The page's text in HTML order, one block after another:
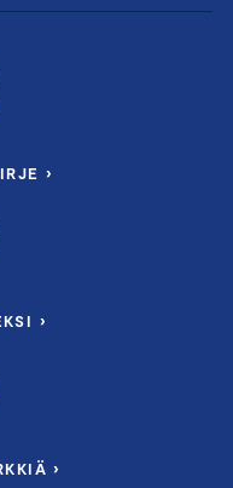
›
›
›